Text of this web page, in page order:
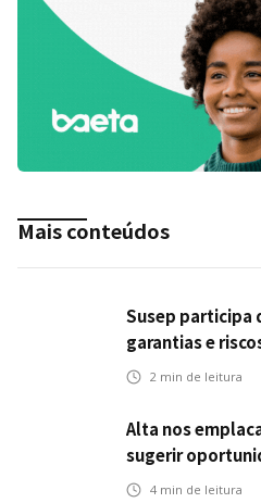
Mais conteúdos
Susep participa
garantias e
transportes
2 min de leitura
Alta nos
sugerir
automotivo
4 min de leitura